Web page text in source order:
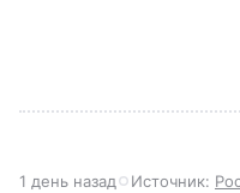
1 день назад Источник: